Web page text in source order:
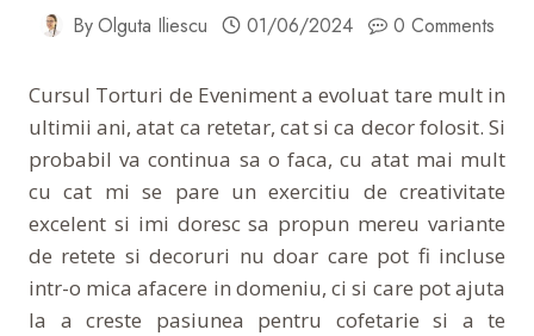
ByOlguta Iliescu 01/06/2024 0 Comments
Cursul Torturi de Eveniment a evoluat tare mult in
ultimii ani, atat ca retetar, cat si ca decor folosit. Si
probabil va continua sa o faca, cu atat mai mult
cu cat mi se pare un exercitiu de creativitate
excelent si imi doresc sa propun mereu variante
de retete si decoruri nu doar care pot fi incluse
intr-o mica afacere in domeniu, ci si care pot ajuta
la a creste pasiunea pentru cofetarie si a te